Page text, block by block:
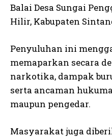
Balai Desa Sungai
Hilir, Kabupaten
Penyuluhan ini
memaparkan secara
narkotika, dampak
serta ancaman
maupun pengedar.
Masyarakat juga